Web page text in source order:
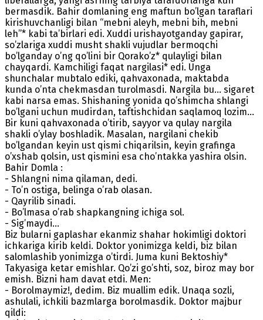
bermasdik. Bahir domlaning eng maftun bo’lgan taraflari
kirishuvchanligi bilan “mebni aleyh, mebni bih, mebni
leh”* kabi ta’birlari edi. Xuddi urishayotganday gapirar,
so’zlariga xuddi musht shakli vujudlar bermoqchi
bo’lganday o’ng qo’lini bir Qorako’z* qulayligi bilan
chayqardi. Kamchiligi faqat nargilasi* edi. Unga
shunchalar mubtalo ediki, qahvaxonada, maktabda
kunda o’nta chekmasdan turolmasdi. Nargila bu… sigaret
kabi narsa emas. Shishaning yonida qo’shimcha shlangi
bo’lgani uchun mudirdan, taftishchidan saqlamoq lozim…
Bir kuni qahvaxonada o’tirib, sayyor va qulay nargila
shakli o’ylay boshladik. Masalan, nargilani chekib
bo’lgandan keyin ust qismi chiqarilsin, keyin grafinga
o’xshab qolsin, ust qismini esa cho’ntakka yashira olsin.
Bahir Domla :
- Shlangni nima qilaman, dedi.
- To’n ostiga, belinga o’rab olasan.
- Qayrilib sinadi.
- Bo’lmasa o’rab shapkangning ichiga sol.
- Sig’maydi…
Biz bularni gaplashar ekanmiz shahar hokimligi doktori
ichkariga kirib keldi. Doktor yonimizga keldi, biz bilan
salomlashib yonimizga o’tirdi. Juma kuni Bektoshiy*
Takyasiga ketar emishlar. Qo’zi go’shti, soz, biroz may bor
emish. Bizni ham davat etdi. Men:
- Borolmaymiz!, dedim. Biz muallim edik. Unaqa sozli,
ashulali, ichkili bazmlarga borolmasdik. Doktor majbur
qildi: